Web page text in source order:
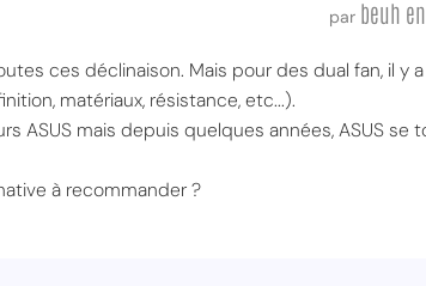
par beuh
ces déclinaison. Mais pour des dual fan, il
matériaux, résistance, etc...).
ASUS mais depuis quelques années, ASUS
à recommander ?